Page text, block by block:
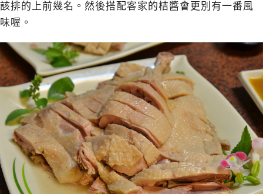
該排的上前幾名。然後搭配客家的桔醬會更別有一番風
味喔。